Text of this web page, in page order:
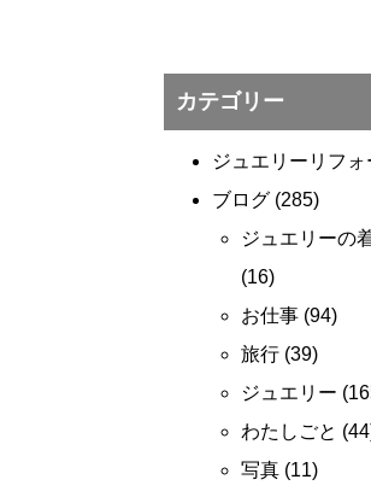
カテゴリー
ジュエリーリフォ
ブログ (285)
ジュエリーの
(16)
お仕事 (94)
旅行 (39)
ジュエリー
わたしごと
写真 (11)